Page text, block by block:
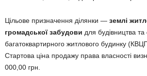
Цільове призначення ділянки — землі
громадської забудови для будівництва
багатоквартирного житлового будинку
Стартова ціна продажу права власності
000,00 грн.